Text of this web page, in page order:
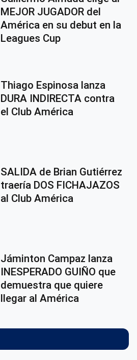
MEJOR JUGADOR del
América en su debut en la
Leagues Cup
Thiago Espinosa lanza
DURA INDIRECTA contra
el Club América
SALIDA de Brian Gutiérrez
traería DOS FICHAJAZOS
al Club América
Jáminton Campaz lanza
INESPERADO GUIÑO que
demuestra que quiere
llegar al América